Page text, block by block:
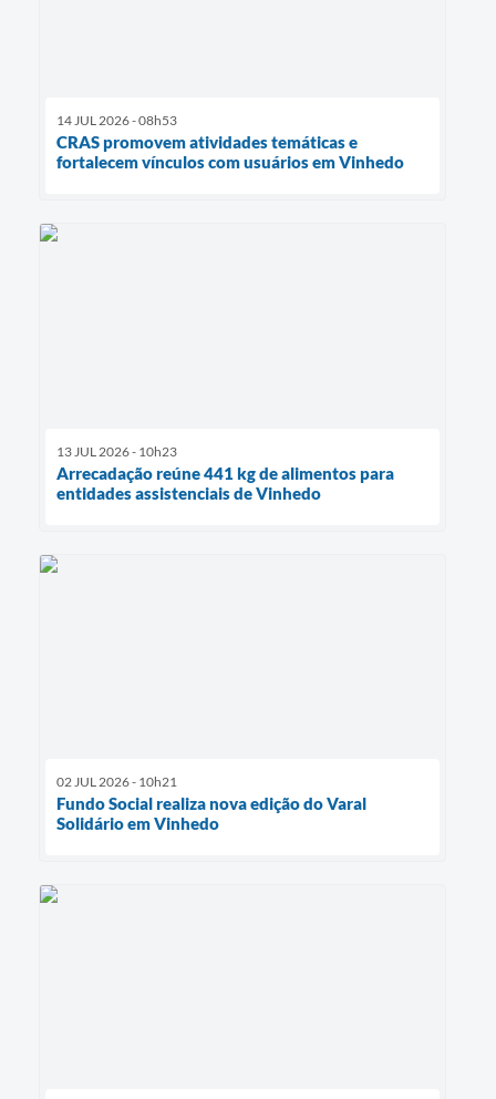
14 JUL 2026 - 08h53
CRAS promovem atividades temáticas e
fortalecem vínculos com usuários em Vinhedo
13 JUL 2026 - 10h23
Arrecadação reúne 441 kg de alimentos para
entidades assistenciais de Vinhedo
02 JUL 2026 - 10h21
Fundo Social realiza nova edição do Varal
Solidário em Vinhedo